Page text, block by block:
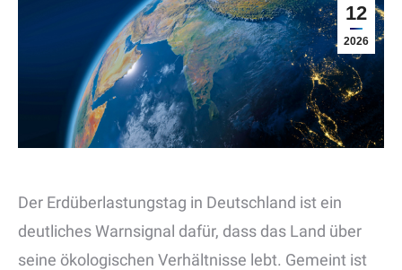
12
2026
Der Erdüberlastungstag in Deutschland ist ein
deutliches Warnsignal dafür, dass das Land über
seine ökologischen Verhältnisse lebt. Gemeint ist